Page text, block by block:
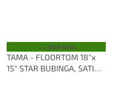
Z
D
A
R
ZDARMA
TAMA - FLOORTOM 18"x
15" STAR BUBINGA, SATIN